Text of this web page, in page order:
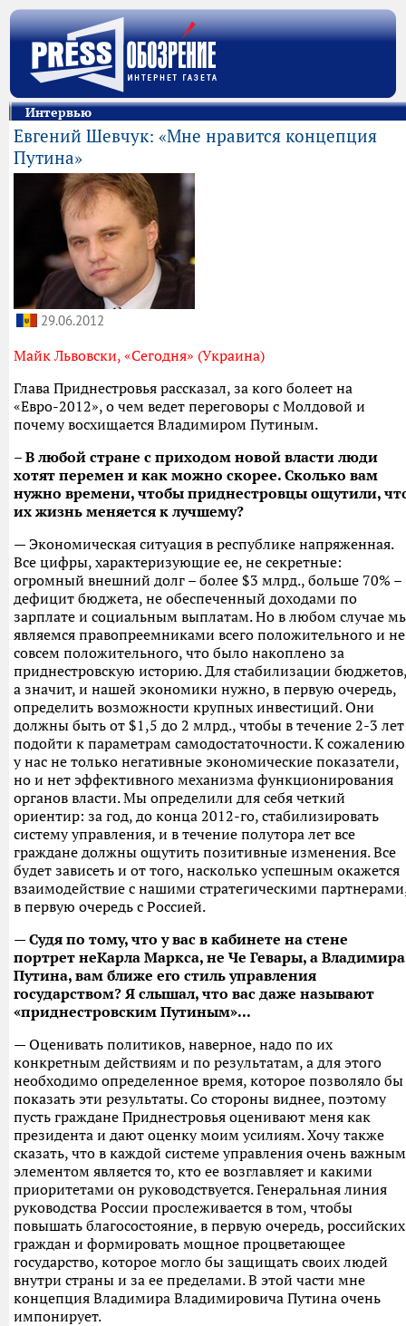
Интервью
Евгений Шевчук: «Мне нравится концепция
Путина»
29.06.2012
Майк Львовски, «Сегодня» (Украина)
Глава Приднестровья рассказал, за кого болеет на
«Евро-2012», о чем ведет переговоры с Молдовой и
почему восхищается Владимиром Путиным.
– В любой стране с приходом новой власти люди
хотят перемен и как можно скорее. Сколько вам
нужно времени, чтобы приднестровцы ощутили,
их жизнь меняется к лучшему?
— Экономическая ситуация в республике напряженная.
Все цифры, характеризующие ее, не секретные:
огромный внешний долг – более $3 млрд., больше 70% –
дефицит бюджета, не обеспеченный доходами по
зарплате и социальным выплатам. Но в любом случае
являемся правопреемниками всего положительного и не
совсем положительного, что было накоплено за
приднестровскую историю. Для стабилизации бюджетов,
а значит, и нашей экономики нужно, в первую очередь,
определить возможности крупных инвестиций. Они
должны быть от $1,5 до 2 млрд., чтобы в течение 2-3 лет
подойти к параметрам самодостаточности. К
у нас не только негативные экономические показатели,
но и нет эффективного механизма функционирования
органов власти. Мы определили для себя четкий
ориентир: за год, до конца 2012-го, стабилизировать
систему управления, и в течение полутора лет все
граждане должны ощутить позитивные изменения. Все
будет зависеть и от того, насколько успешным окажется
взаимодействие с нашими стратегическими
в первую очередь с Россией.
— Судя по тому, что у вас в кабинете на стене
портрет неКарла Маркса, не Че Гевары, а Владимира
Путина, вам ближе его стиль управления
государством? Я слышал, что вас даже называют
«приднестровским Путиным»...
— Оценивать политиков, наверное, надо по их
конкретным действиям и по результатам, а для этого
необходимо определенное время, которое позволяло бы
показать эти результаты. Со стороны виднее, поэтому
пусть граждане Приднестровья оценивают меня как
президента и дают оценку моим усилиям. Хочу также
сказать, что в каждой системе управления очень важным
элементом является то, кто ее возглавляет и какими
приоритетами он руководствуется. Генеральная линия
руководства России прослеживается в том, чтобы
повышать благосостояние, в первую очередь, российских
граждан и формировать мощное процветающее
государство, которое могло бы защищать своих людей
внутри страны и за ее пределами. В этой части мне
концепция Владимира Владимировича Путина очень
импонирует.